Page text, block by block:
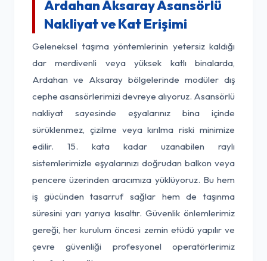
Ardahan Aksaray Asansörlü
Nakliyat ve Kat Erişimi
Geleneksel taşıma yöntemlerinin yetersiz kaldığı
dar merdivenli veya yüksek katlı binalarda,
Ardahan ve Aksaray bölgelerinde modüler dış
cephe asansörlerimizi devreye alıyoruz. Asansörlü
nakliyat sayesinde eşyalarınız bina içinde
sürüklenmez, çizilme veya kırılma riski minimize
edilir. 15. kata kadar uzanabilen raylı
sistemlerimizle eşyalarınızı doğrudan balkon veya
pencere üzerinden aracımıza yüklüyoruz. Bu hem
iş gücünden tasarruf sağlar hem de taşınma
süresini yarı yarıya kısaltır. Güvenlik önlemlerimiz
gereği, her kurulum öncesi zemin etüdü yapılır ve
çevre güvenliği profesyonel operatörlerimiz